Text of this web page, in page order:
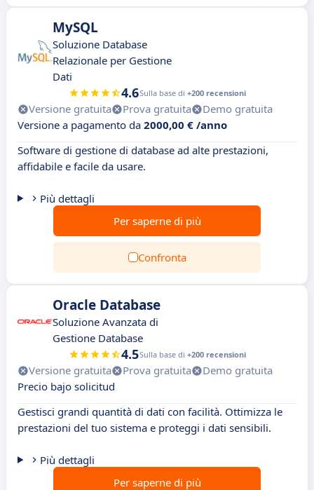
MySQL
Soluzione Database
Relazionale per Gestione
Dati
4.6Sulla base di +200 recensioni
Versione gratuita Prova gratuita
Demo gratuita
Versione a pagamento da 2000,00 € /anno
Software di gestione di database ad alte prestazioni,
affidabile e facile da usare.
Più dettagli
Per saperne di più
Confronta
Oracle Database
Soluzione Avanzata di
Gestione Database
4.5Sulla base di +200 recensioni
Versione gratuita Prova gratuita
Demo gratuita
Precio bajo solicitud
Gestisci grandi quantità di dati con facilità. Ottimizza le
prestazioni del tuo sistema e proteggi i dati sensibili.
Più dettagli
Per saperne di più